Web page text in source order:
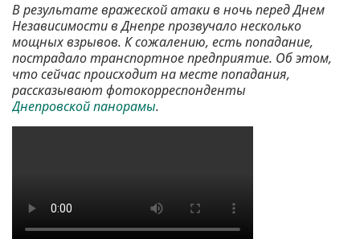
В результате вражеской атаки в ночь перед Днем
Независимости в Днепре прозвучало несколько
мощных взрывов. К сожалению, есть попадание,
пострадало транспортное предприятие. Об этом,
что сейчас происходит на месте попадания,
рассказывают фотокорреспонденты
Днепровской панорамы.